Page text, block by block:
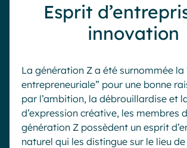
Esprit
innovation
La génération Z a été surnommée la
entrepreneuriale” pour une bonne
par l’ambition, la débrouillardise et
d’expression créative, les membres
génération Z possèdent un esprit
naturel qui les distingue sur le lieu